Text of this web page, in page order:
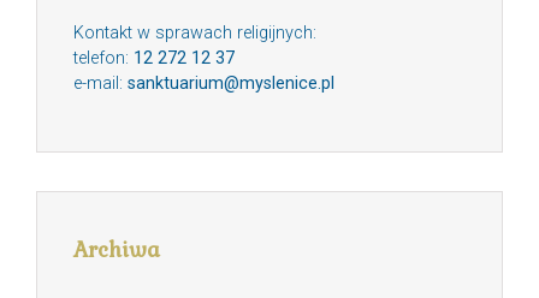
Kontakt w sprawach religijnych:
telefon: 12 272 12 37
e-mail: sanktuarium@myslenice.pl
Archiwa